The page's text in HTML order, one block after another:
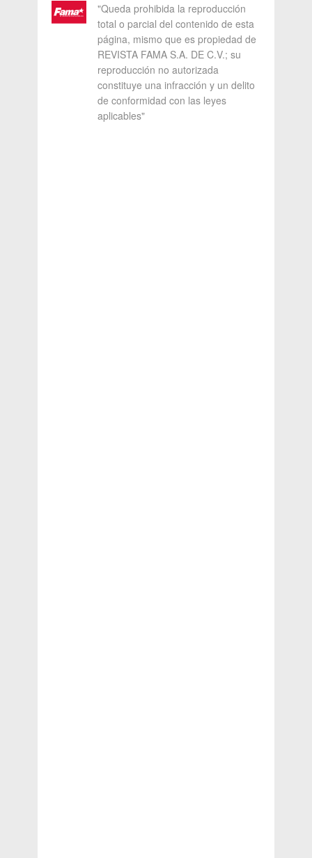
"Queda prohibida la reproducción
total o parcial del contenido de esta
página, mismo que es propiedad de
REVISTA FAMA S.A. DE C.V.; su
reproducción no autorizada
constituye una infracción y un delito
de conformidad con las leyes
aplicables"